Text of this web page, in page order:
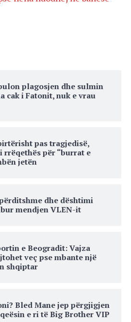
plagosjen dhe sulmin
cak i Fatonit, nuk e vrau
pas tragjedisë,
rrëqethës për “burrat e
jetën
dhe dështimi
mendjen VLEN-it
e Beogradit: Vajza
veç pse mbante një
shqiptar
Bled Mane jep përgjigjen
e ri të Big Brother VIP